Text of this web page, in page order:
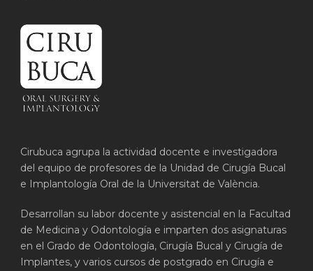
Cirubuca agrupa la actividad docente e investigadora
del equipo de profesores de la Unidad de Cirugía Bucal
e Implantología Oral de la Universitat de València.
Desarrollan su labor docente y asistencial en la Facultad
de Medicina y Odontología e imparten dos asignaturas
en el Grado de Odontología, Cirugía Bucal y Cirugía de
Implantes, y varios cursos de postgrado en Cirugía e